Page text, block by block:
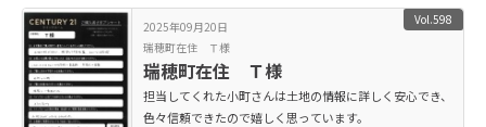
Vol.598
2025年09月20日
瑞穂町在住 Ｔ様
瑞穂町在住 Ｔ様
担当してくれた小町さんは土地の情報に詳しく安心でき、
色々信頼できたので嬉しく思っています。